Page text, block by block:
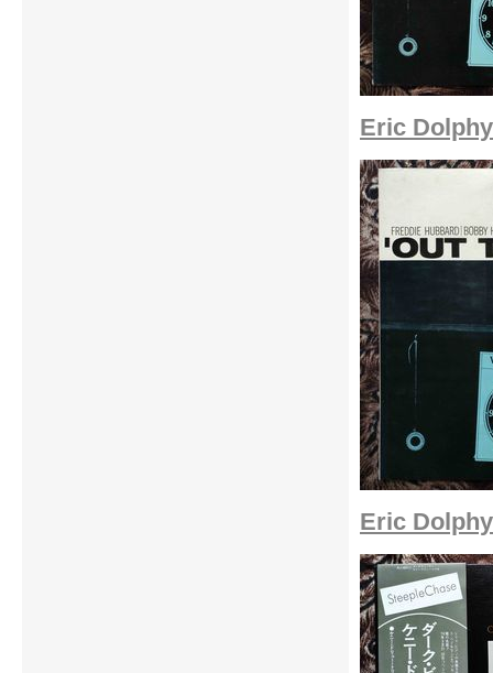
Eric
Eric